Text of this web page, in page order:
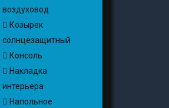
воздуховод
Козырек
солнцезащитный
Консоль
Накладка
интерьера
Напольное